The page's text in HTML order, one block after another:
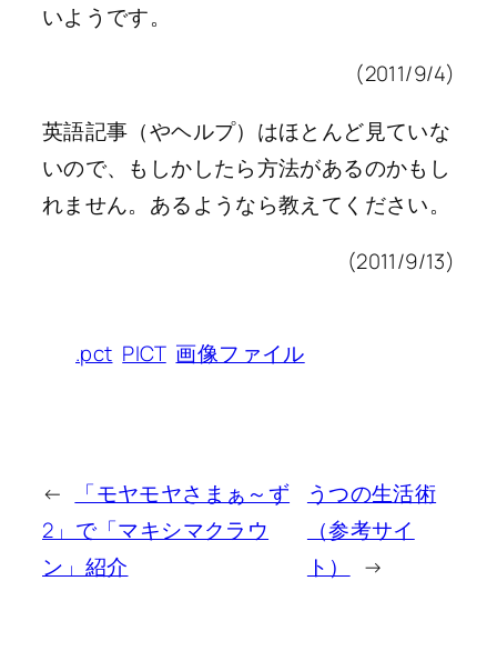
いようです。
(2011/9/4)
英語記事（やヘルプ）はほとんど見ていな
いので、もしかしたら方法があるのかもし
れません。あるようなら教えてください。
(2011/9/13)
.pct PICT 画像ファイル
←
「モヤモヤさまぁ～ず
2」で「マキシマクラウ
ン」紹介
うつの生活術
（参考サイ
ト）
→